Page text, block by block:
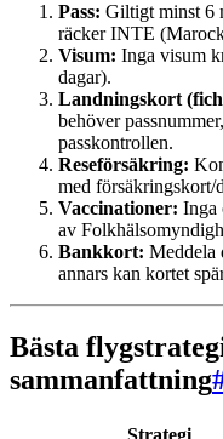
Pass: Giltigt minst 6
räcker INTE
Visum: Inga visum
dagar).
Landningskort
behöver
passkontrollen.
Reseförsäkring:
med försäkringskort/
Vaccinationer: Inga
av
Bankkort: Meddela
annars kan kortet
Bästa
sammanfattning
Strategi